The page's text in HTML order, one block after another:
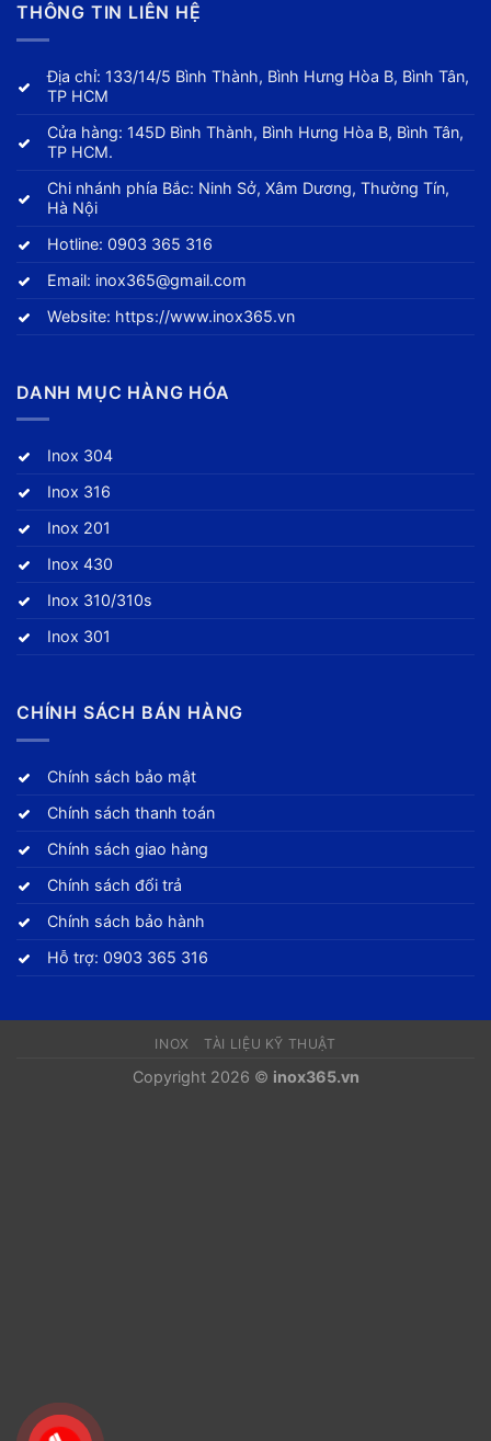
THÔNG TIN LIÊN HỆ
Địa chỉ: 133/14/5 Bình Thành, Bình Hưng Hòa B, Bình Tân,
TP HCM
Cửa hàng: 145D Bình Thành, Bình Hưng Hòa B, Bình Tân,
TP HCM.
Chi nhánh phía Bắc: Ninh Sở, Xâm Dương, Thường Tín,
Hà Nội
Hotline:0903 365 316
Email: inox365@gmail.com
Website: https://www.inox365.vn
DANH MỤC HÀNG HÓA
Inox 304
Inox 316
Inox 201
Inox 430
Inox 310/310s
Inox 301
CHÍNH SÁCH BÁN HÀNG
Chính sách bảo mật
Chính sách thanh toán
Chính sách giao hàng
Chính sách đổi trả
Chính sách bảo hành
Hỗ trợ: 0903 365 316
INOX TÀI LIỆU KỸ THUẬT
Copyright 2026 © inox365.vn